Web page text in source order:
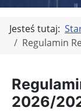
Jesteś tutaj:
Regulamin
2026/